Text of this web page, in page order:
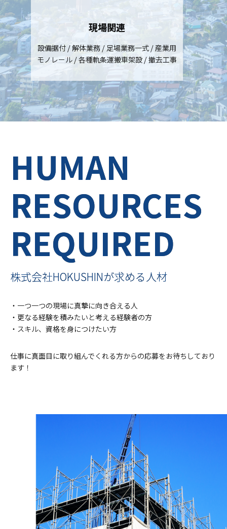
現場関連
設備据付 / 解体業務 / 足場業務一式 / 産業用
モノレール / 各種軌条運搬車架設 / 撤去工事
HUMAN
RESOURCES
REQUIRED
株式会社HOKUSHINが求める人材
・一つ一つの現場に真摯に向き合える人
・更なる経験を積みたいと考える経験者の方
・スキル、資格を身につけたい方
仕事に真面目に取り組んでくれる方からの応募をお待ちしており
ます！